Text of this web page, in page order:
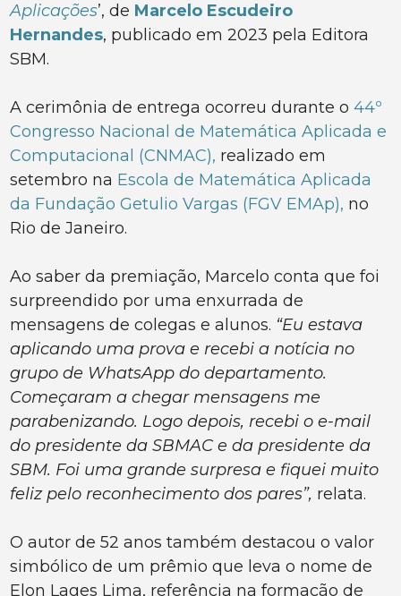
Aplicações’, de Marcelo Escudeiro
Hernandes, publicado em 2023 pela Editora
SBM.
A cerimônia de entrega ocorreu durante o44º
Congresso Nacional de Matemática Aplicada e
Computacional (CNMAC), realizado em
setembro na Escola de Matemática Aplicada
da Fundação Getulio Vargas (FGV EMAp), no
Rio de Janeiro.
Ao saber da premiação, Marcelo conta que foi
surpreendido por uma enxurrada de
mensagens de colegas e alunos. “Eu estava
aplicando uma prova e recebi a notícia no
grupo de WhatsApp do departamento.
Começaram a chegar mensagens me
parabenizando. Logo depois, recebi o e-mail
do presidente da SBMAC e da presidente da
SBM. Foi uma grande surpresa e fiquei muito
feliz pelo reconhecimento dos pares”, relata.
O autor de 52 anos também destacou o valor
simbólico de um prêmio que leva o nome de
Elon Lages Lima, referência na formação de